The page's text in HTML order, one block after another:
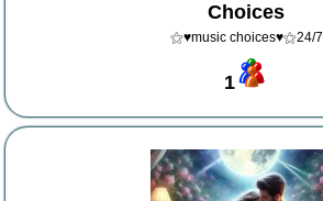
Choices
⚝♥music choices♥⚝24/7
1